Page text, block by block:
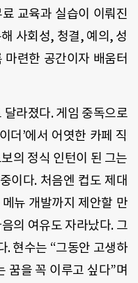
교육과 실습이 이뤄진
사회성, 청결, 예의, 성
련한 공간이자 배움터
라졌다. 게임 중독으로
더’에서 어엿한 카페 직
의 정식 인턴이 된 그는
이다. 처음엔 컵도 제대
뉴 개발까지 제안할 만
의 여유도 자라났다. 그
. 현수는 “그동안 고생하
꿈을 꼭 이루고 싶다”며